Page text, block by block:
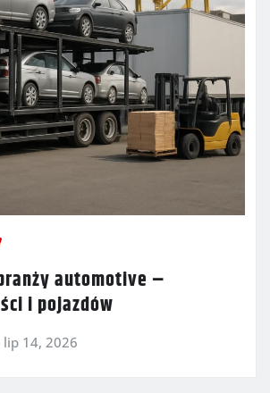
automotive –
i pojazdów
lip 14, 2026